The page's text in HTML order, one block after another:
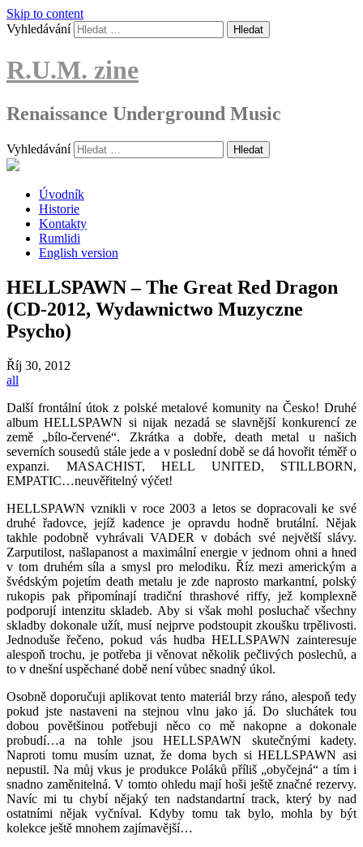
Skip to content
Vyhledávání
R.U.M. zine
Renaissance Underground Music
Vyhledávání
Úvodník
Historie
Kontakty
Rumlidi
English version
HELLSPAWN – The Great Red Dragon
(CD-2012, Wydawnictwo Muzyczne
Psycho)
Říj 30, 2012
all
Další frontální útok z polské metalové komunity na Česko! Druhé
album HELLSPAWN si nijak nezadá se slavnější konkurencí ze
země „bílo-červené“. Zkrátka a dobře, death metal u našich
severních sousedů stále jede a v poslední době se dá hovořit téměř o
expanzi. MASACHIST, HELL UNITED, STILLBORN,
EMPATIC…neuvěřitelný výčet!
HELLSPAWN vznikli v roce 2003 a letos se dopracovali ke své
druhé řadovce, jejíž kadence je opravdu hodně brutální. Nějak
takhle podobně vyhrávali VADER v dobách své největší slávy.
Zarputilost, našlapanost a maximální energie v jednom ohni a hned
v tom druhém síla a smysl pro melodiku. Říz mezi americkým a
švédským pojetím death metalu je zde naprosto markantní, polský
rukopis pak připomínají tradiční thrashové riffy, jež komplexně
podporují intenzitu skladeb. Aby si však mohl posluchač všechny
skladby dokonale užít, musí nejprve podstoupit zkoušku trpělivosti.
Jednoduše řečeno, pokud vás hudba HELLSPAWN zainteresuje
alespoň trochu, je potřeba ji věnovat několik pečlivých poslechů, a
to v dnešní uspěchané době není vůbec snadný úkol.
Osobně doporučuji aplikovat tento materiál brzy ráno, alespoň tedy
pokud jste nastaveni na stejnou vlnu jako já. Do sluchátek tou
dobou povětšinou potřebuji něco co mě nakopne a dokonale
probudí…a na tohle jsou HELLSPAWN skutečnými kadety.
Naproti tomu musím uznat, že doma bych si HELLSPAWN asi
nepustil. Na můj vkus je produkce Poláků příliš „obyčejná“ a tím i
snadno zaměnitelná. V tomto ohledu mají hoši ještě značné rezervy.
Navíc mi tu chybí nějaký ten nadstandartní track, který by nad
ostatními nějak vyčníval. Kdyby tomu tak bylo, mohla by být
kolekce ještě mnohem zajímavější…